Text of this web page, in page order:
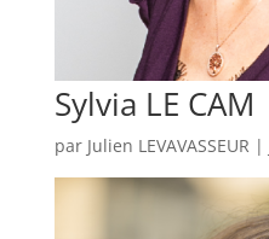
Sylvia LE CAM
par Julien LEVAVASSEUR |